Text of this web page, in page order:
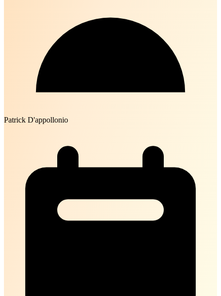
Patrick D'appollonio